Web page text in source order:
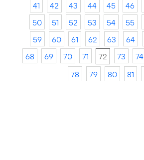
41
42 43 44 45 46
50
51 52 53 54 55
59
60 61 62 63 64
68
69 70 71 72 73 74
78
79 80 81